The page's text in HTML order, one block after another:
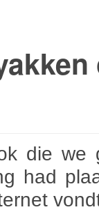
die we
had